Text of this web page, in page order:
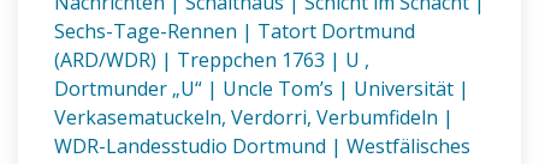
Sechs-Tage-Rennen | Tatort Dortmund
(ARD/WDR) | Treppchen 1763 | U ,
Dortmunder „U“ | Uncle Tom’s | Universität |
Verkasematuckeln, Verdorri, Verbumfideln |
WDR-Landesstudio Dortmund | Westfälisches